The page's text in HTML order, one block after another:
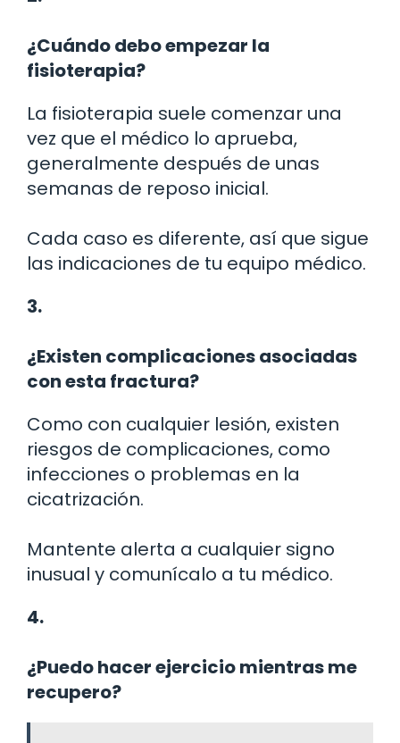
¿Cuándo debo empezar la
fisioterapia?
La fisioterapia suele comenzar una
vez que el médico lo aprueba,
generalmente después de unas
semanas de reposo inicial.
Cada caso es diferente, así que sigue
las indicaciones de tu equipo médico.
3.
¿Existen complicaciones asociadas
con esta fractura?
Como con cualquier lesión, existen
riesgos de complicaciones, como
infecciones o problemas en la
cicatrización.
Mantente alerta a cualquier signo
inusual y comunícalo a tu médico.
4.
¿Puedo hacer ejercicio mientras me
recupero?